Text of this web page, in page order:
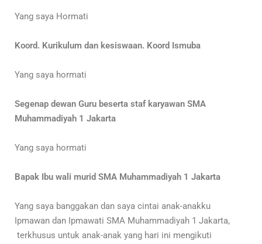
Yang saya Hormati
Koord. Kurikulum dan kesiswaan. Koord Ismuba
Yang saya hormati
Segenap dewan Guru beserta staf karyawan SMA
Muhammadiyah 1 Jakarta
Yang saya hormati
Bapak Ibu wali murid SMA Muhammadiyah 1 Jakarta
Yang saya banggakan dan saya cintai anak-anakku
Ipmawan dan Ipmawati SMA Muhammadiyah 1 Jakarta,
terkhusus untuk anak-anak yang hari ini mengikuti